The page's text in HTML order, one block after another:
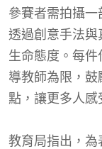
參賽者需拍攝一
透過創意手法
生命態度。每
導教師為限，
點，讓更多人感
教育局指出，為